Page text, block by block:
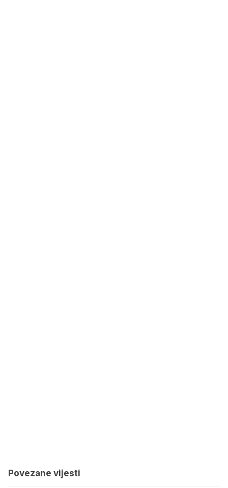
Povezane vijesti